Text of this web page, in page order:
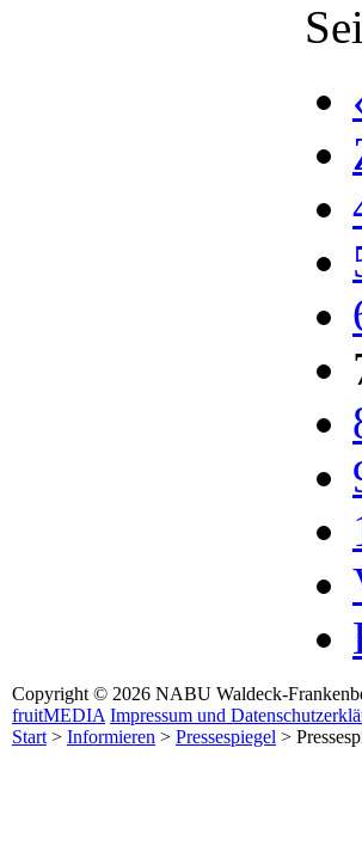
Copyright © 2026 NABU Waldeck-
fruitMEDIA Impressum und
Start> Informieren > Pressespiegel >